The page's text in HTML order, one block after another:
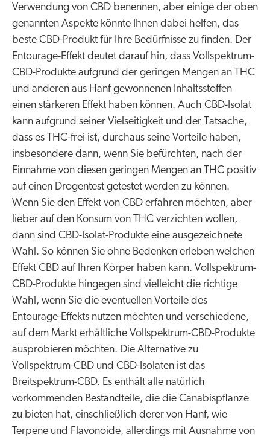
Verwendung von CBD benennen, aber einige der oben
genannten Aspekte könnte Ihnen dabei helfen, das
beste CBD-Produkt für Ihre Bedürfnisse zu finden. Der
Entourage-Effekt deutet darauf hin, dass Vollspektrum-
CBD-Produkte aufgrund der geringen Mengen an THC
und anderen aus Hanf gewonnenen Inhaltsstoffen
einen stärkeren Effekt haben können. Auch CBD-Isolat
kann aufgrund seiner Vielseitigkeit und der Tatsache,
dass es THC-frei ist, durchaus seine Vorteile haben,
insbesondere dann, wenn Sie befürchten, nach der
Einnahme von diesen geringen Mengen an THC positiv
auf einen Drogentest getestet werden zu können.
Wenn Sie den Effekt von CBD erfahren möchten, aber
lieber auf den Konsum von THC verzichten wollen,
dann sind CBD-Isolat-Produkte eine ausgezeichnete
Wahl. So können Sie ohne Bedenken erleben welchen
Effekt CBD auf Ihren Körper haben kann. Vollspektrum-
CBD-Produkte hingegen sind vielleicht die richtige
Wahl, wenn Sie die eventuellen Vorteile des
Entourage-Effekts nutzen möchten und verschiedene,
auf dem Markt erhältliche Vollspektrum-CBD-Produkte
ausprobieren möchten. Die Alternative zu
Vollspektrum-CBD und CBD-Isolaten ist das
Breitspektrum-CBD. Es enthält alle natürlich
vorkommenden Bestandteile, die die Canabispflanze
zu bieten hat, einschließlich derer von Hanf, wie
Terpene und Flavonoide, allerdings mit Ausnahme von